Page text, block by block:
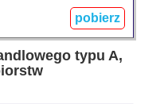
pobierz
typu A,